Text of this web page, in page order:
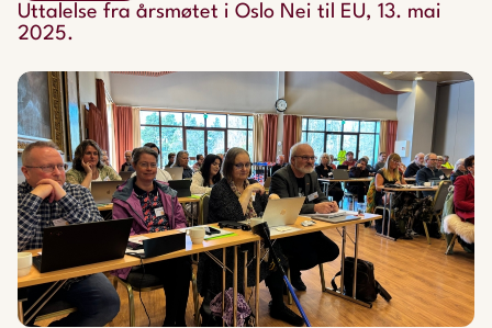
Uttalelse fra årsmøtet i Oslo Nei til EU, 13. mai
2025.